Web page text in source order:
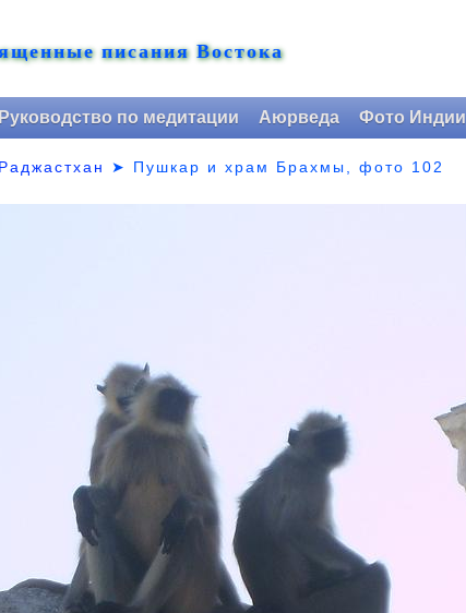
писания Востока
Руководство по медитации Аюрведа Фото Индии
Раджастхан ➤ Пушкар и храм Брахмы, фото 102